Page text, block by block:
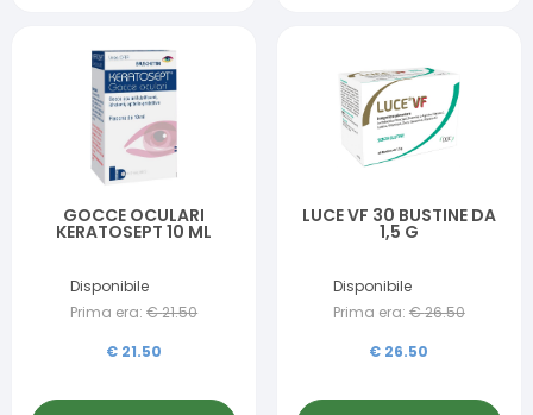
GOCCE OCULARI
KERATOSEPT 10 ML
Disponibile
Prima era: €21.50
€ 21.50
LUCE VF 30 BUSTINE DA
1,5 G
Disponibile
Prima era: €26.50
€ 26.50